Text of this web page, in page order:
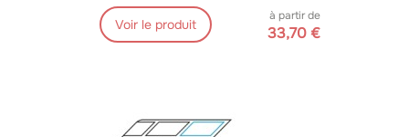
Voir le produit
à partir de
33,70 €